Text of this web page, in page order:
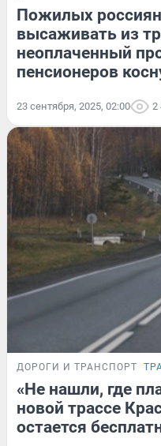
Пожилых
высаживать из
неоплаченный
пенсионеров
23 сентября, 2025, 02:00 2
ДОРОГИ И ТРАНСПОРТ
«Не нашли, где
новой трассе
остается